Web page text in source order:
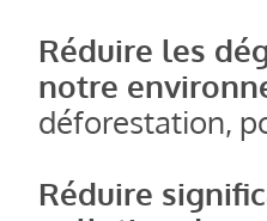
Réduire les
notre
déforestation,
Réduire